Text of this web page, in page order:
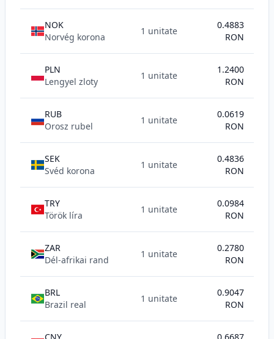
NOK
Norvég korona
1 unitate
0.4883
RON
PLN
Lengyel zloty
1 unitate
1.2400
RON
RUB
Orosz rubel
1 unitate
0.0619
RON
SEK
Svéd korona
1 unitate
0.4836
RON
TRY
Török líra
1 unitate
0.0984
RON
ZAR
Dél-afrikai rand
1 unitate
0.2780
RON
BRL
Brazil real
1 unitate
0.9047
RON